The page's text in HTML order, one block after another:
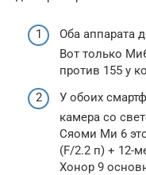
Оба аппарата
Вот только
против 155 у
У обоих
камера со
Сяоми Ми 6
(F/2.2 п) + 12-
Хонор 9